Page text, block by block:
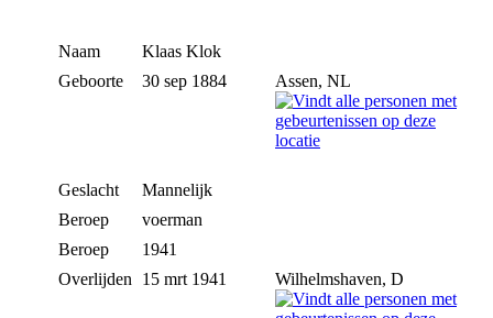
Naam Klaas Klok
Geboorte
30 sep 1884 Assen, NL
Geslacht
Mannelijk
Beroep
voerman
Beroep
1941
Overlijden 15 mrt 1941 Wilhelmshaven, D